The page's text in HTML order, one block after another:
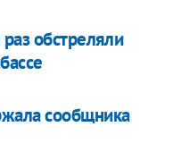
обстреляли
сообщника